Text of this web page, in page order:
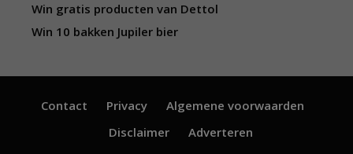
Win gratis producten van Dettol
Win 10 bakken Jupiler bier
Contact Privacy
Algemene voorwaarden
Disclaimer
Adverteren